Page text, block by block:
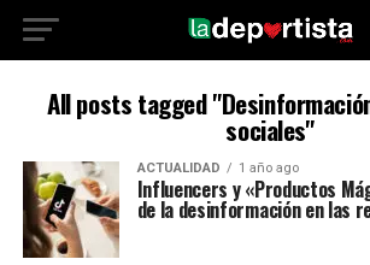
All posts tagged
sociales"
ACTUALIDAD 1 año ago
Influencers y «Productos
de la desinformación en las